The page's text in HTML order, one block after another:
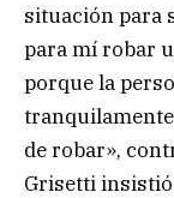
situación para
para mí robar
porque la
de robar»,
Grisetti